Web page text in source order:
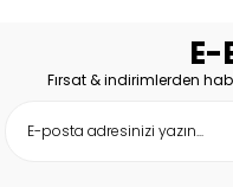
E-
Fırsat & indirimlerden